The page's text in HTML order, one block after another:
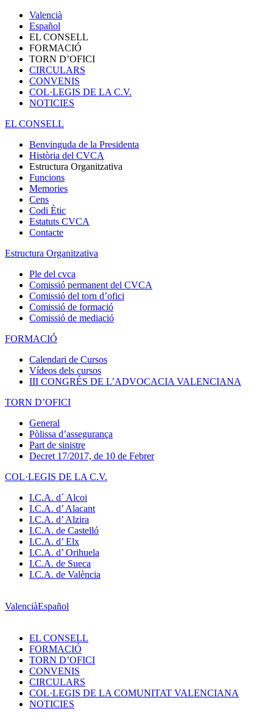
Valencià
Español
EL CONSELL
FORMACIÓ
TORN D’OFICI
CIRCULARS
CONVENIS
COL·LEGIS DE LA C.V.
NOTICIES
EL CONSELL
Benvinguda de la Presidenta
Història del CVCA
Estructura Organitzativa
Funcions
Memories
Cens
Codi Ètic
Estatuts CVCA
Contacte
Estructura Organitzativa
Ple del cvca
Comissió permanent del CVCA
Comissió del torn d’ofici
Comissió de formació
Comissió de mediació
FORMACIÓ
Calendari de Cursos
Vídeos dels cursos
III CONGRÉS DE L’ADVOCACIA VALENCIANA
TORN D’OFICI
General
Pòlissa d’assegurança
Part de sinistre
Decret 17/2017, de 10 de Febrer
COL·LEGIS DE LA C.V.
I.C.A. d´ Alcoi
I.C.A. d’ Alacant
I.C.A. d’ Alzira
I.C.A. de Castelló
I.C.A. d’ Elx
I.C.A. d’ Orihuela
I.C.A. de Sueca
I.C.A. de València
ValenciàEspañol
EL CONSELL
FORMACIÓ
TORN D’OFICI
CONVENIS
CIRCULARS
COL·LEGIS DE LA COMUNITAT VALENCIANA
NOTICIES